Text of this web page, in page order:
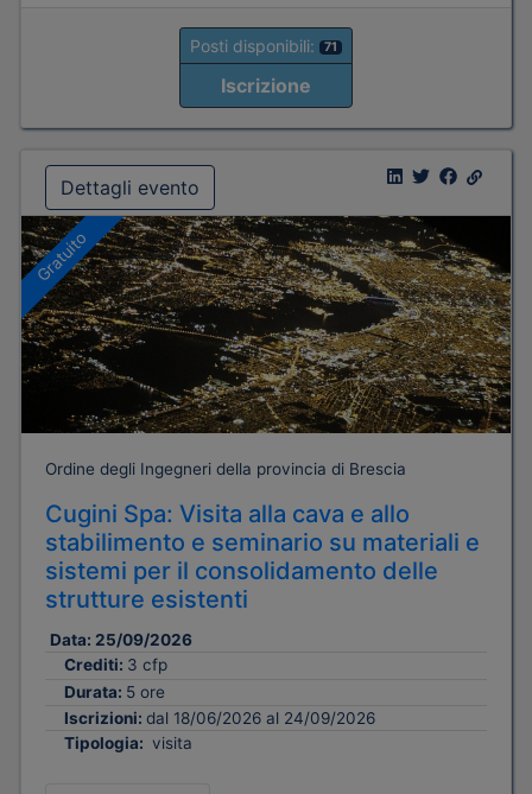
Posti disponibili: 71
Iscrizione
Dettagli evento
Gratuito
Ordine degli Ingegneri della provincia di Brescia
Cugini Spa: Visita alla cava e allo
stabilimento e seminario su materiali e
sistemi per il consolidamento delle
strutture esistenti
Data: 25/09/2026
Crediti: 3 cfp
Durata: 5 ore
Iscrizioni: dal 18/06/2026 al 24/09/2026
Tipologia: visita